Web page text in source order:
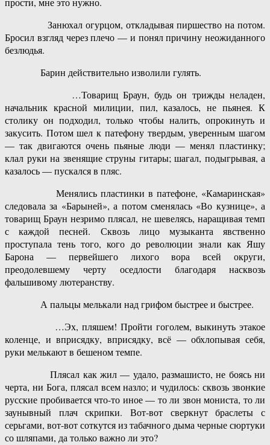
Занюхал огурцом, откладывая пиршество на потом.
Бросил взгляд через плечо — и понял причину неожиданного
безлюдья.
Барин действительно изволили гулять.
…Товарищ Браун, будь он трижды неладен,
начальник красной милиции, пил, казалось, не пьянея. К
столику он подходил, только чтобы налить, опрокинуть и
закусить. Потом шел к патефону твердым, уверенным шагом
— так двигаются очень пьяные люди — менял пластинку;
клал руки на звенящие струны гитары; шагал, подыгрывая, а
казалось — пускался в пляс.
Менялись пластинки в патефоне, «Камаринская»
следовала за «Барыней», а потом сменялась «Во кузнице», а
товарищ Браун незримо плясал, не шевелясь, наращивая темп
с каждой песней. Сквозь лицо музыканта явственно
проступала тень того, кого до революции знали как Яшу
Барона — первейшего лихого вора всей округи,
преодолевшему черту оседлости благодаря насквозь
фальшивому лютеранству.
А пальцы мелькали над грифом быстрее и быстрее.
…Эх, пляшем! Пройти гоголем, выкинуть этакое
коленце, и вприсядку, вприсядку, всё — обхлопывая себя,
руки мелькают в бешеном темпе.
Плясал как жил — удало, размашисто, не боясь ни
черта, ни Бога, плясал всем назло; и чудилось: сквозь звонкие
русские пробивается что-то иное — то ли звон мониста, то ли
заунывный плач скрипки. Вот-вот сверкнут браслеты с
серьгами, вот-вот соткутся из табачного дыма черные сюртуки
со шляпами, да только важно ли это?